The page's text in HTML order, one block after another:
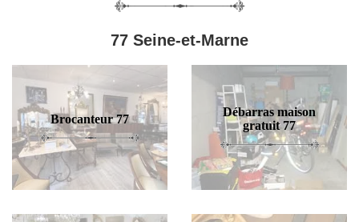
77 Seine-et-Marne
Brocanteur 77
Débarras maison
gratuit 77